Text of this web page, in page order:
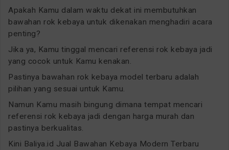
Apakah Kamu dalam waktu dekat ini membutuhkan
bawahan rok kebaya untuk dikenakan menghadiri acara
penting?
Jika ya, Kamu tinggal mencari referensi rok kebaya jadi
yang cocok untuk Kamu kenakan.
Pastinya bawahan rok kebaya model terbaru adalah
pilihan yang sesuai untuk Kamu.
Namun Kamu masih bingung dimana tempat mencari
referensi rok kebaya jadi dengan harga murah dan
pastinya berkualitas.
Kini Baliya.id Jual Bawahan Kebaya Modern Terbaru